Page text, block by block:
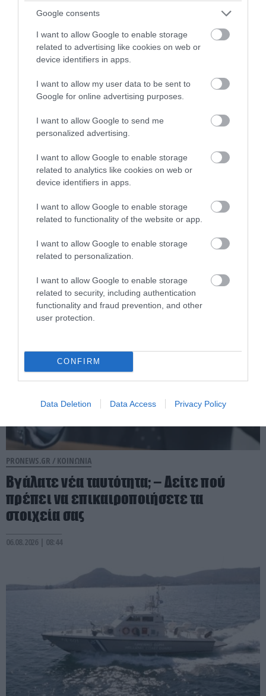
Google consents
I want to allow Google to enable storage
related to advertising like cookies on web or
device identifiers in apps.
I want to allow my user data to be sent to
Google for online advertising purposes.
I want to allow Google to send me
personalized advertising.
I want to allow Google to enable storage
related to analytics like cookies on web or
device identifiers in apps.
I want to allow Google to enable storage
related to functionality of the website or app.
I want to allow Google to enable storage
related to personalization.
I want to allow Google to enable storage
related to security, including authentication
functionality and fraud prevention, and other
user protection.
CONFIRM
Data Deletion Data Access Privacy Policy
Ο τουρισμός έφερε και… βιασμούς στην
Ζάκυνθο: 8 μέσα σε 20 ημέρες
06.08.2026 | 18:50
Γυναίκα έπεσε από την Υψηλή Γέφυρα
της Χαλκίδας – Κλήθηκε το ΕΚΑΒ
06.08.2026 | 17:53
PRONEWS.GR / ΚΟΙΝΩΝΙΑ
Βγάλατε νέα ταυτότητα; – Δείτε πού
πρέπει να επικαιροποιήσετε τα
στοιχεία σας
06.08.2026 | 08:44